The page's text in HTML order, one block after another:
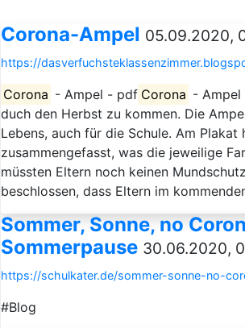
Corona-Ampel 05.09.2020,
https://
Corona - Ampel - pdf Corona -
duch den Herbst zu kommen. Die
Lebens, auch für die Schule. Am
zusammengefasst, was die jeweilige
müssten Eltern noch keinen
beschlossen, dass Eltern im
Sommer, Sonne, no
Sommerpause 30.06.2020,
https://schulkater.de/sommer-sonne-no-
#Blog